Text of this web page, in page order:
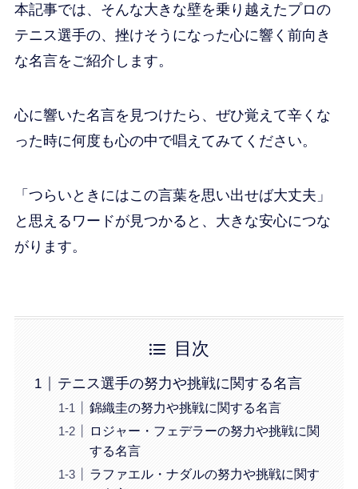
本記事では、そんな大きな壁を乗り越えたプロの
テニス選手の、挫けそうになった心に響く前向き
な名言をご紹介します。
心に響いた名言を見つけたら、ぜひ覚えて辛くな
った時に何度も心の中で唱えてみてください。
「つらいときにはこの言葉を思い出せば大丈夫」
と思えるワードが見つかると、大きな安心につな
がります。
目次
テニス選手の努力や挑戦に関する名言
錦織圭の努力や挑戦に関する名言
ロジャー・フェデラーの努力や挑戦に関
する名言
ラファエル・ナダルの努力や挑戦に関す